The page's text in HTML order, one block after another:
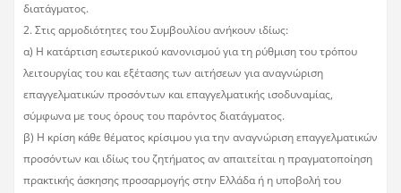
διατάγματος.
2. Στις αρμοδιότητες του Συμβουλίου ανήκουν ιδίως:
α) Η κατάρτιση εσωτερικού κανονισμού για τη ρύθμιση του τρόπου
λειτουργίας του και εξέτασης των αιτήσεων για αναγνώριση
επαγγελματικών προσόντων και επαγγελματικής ισοδυναμίας,
σύμφωνα με τους όρους του παρόντος διατάγματος.
β) Η κρίση κάθε θέματος κρίσιμου για την αναγνώριση επαγγελματικών
προσόντων και ιδίως του ζητήματος αν απαιτείται η πραγματοποίηση
πρακτικής άσκησης προσαρμογής στην Ελλάδα ή η υποβολή του